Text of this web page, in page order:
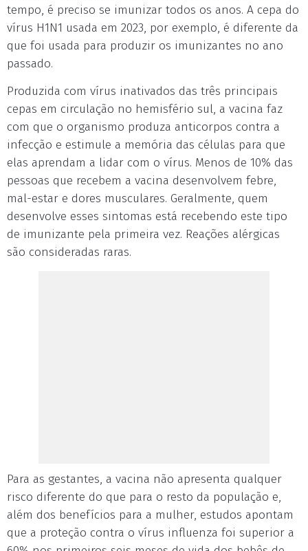
tempo, é preciso se imunizar todos os anos. A cepa do
vírus H1N1 usada em 2023, por exemplo, é diferente da
que foi usada para produzir os imunizantes no ano
passado.
Produzida com vírus inativados das três principais
cepas em circulação no hemisfério sul, a vacina faz
com que o organismo produza anticorpos contra a
infecção e estimule a memória das células para que
elas aprendam a lidar com o vírus. Menos de 10% das
pessoas que recebem a vacina desenvolvem febre,
mal-estar e dores musculares. Geralmente, quem
desenvolve esses sintomas está recebendo este tipo
de imunizante pela primeira vez. Reações alérgicas
são consideradas raras.
Para as gestantes, a vacina não apresenta qualquer
risco diferente do que para o resto da população e,
além dos benefícios para a mulher, estudos apontam
que a proteção contra o vírus influenza foi superior a